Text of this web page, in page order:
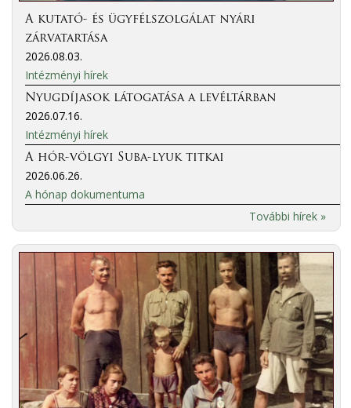
A kutató- és ügyfélszolgálat nyári
zárvatartása
2026.08.03.
Intézményi hírek
Nyugdíjasok látogatása a levéltárban
2026.07.16.
Intézményi hírek
A hór-völgyi Suba-lyuk titkai
2026.06.26.
A hónap dokumentuma
További hírek »